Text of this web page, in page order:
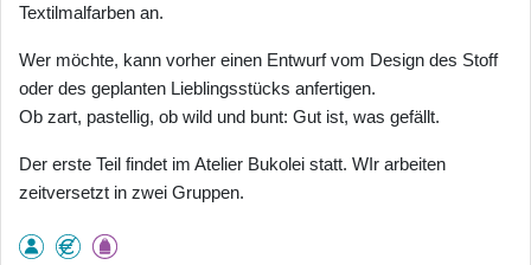
Textilmalfarben an.
Wer möchte, kann vorher einen Entwurf vom Design des Stoff
oder des geplanten Lieblingsstücks anfertigen.
Ob zart, pastellig, ob wild und bunt: Gut ist, was gefällt.
Der erste Teil findet im Atelier Bukolei statt. WIr arbeiten
zeitversetzt in zwei Gruppen.